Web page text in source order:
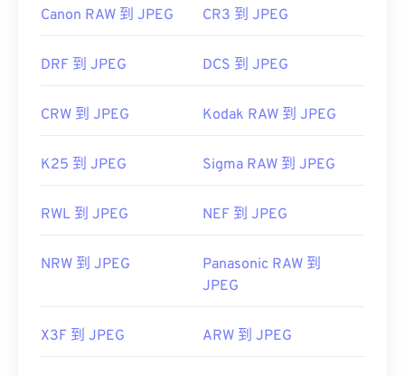
Canon RAW 到 JPEG CR3 到 JPEG
DRF 到 JPEG DCS 到 JPEG
CRW 到 JPEG Kodak RAW 到 JPEG
K25 到 JPEG Sigma RAW 到 JPEG
RWL 到 JPEG NEF 到 JPEG
NRW 到 JPEG
Panasonic RAW 到
JPEG
X3F 到 JPEG ARW 到 JPEG